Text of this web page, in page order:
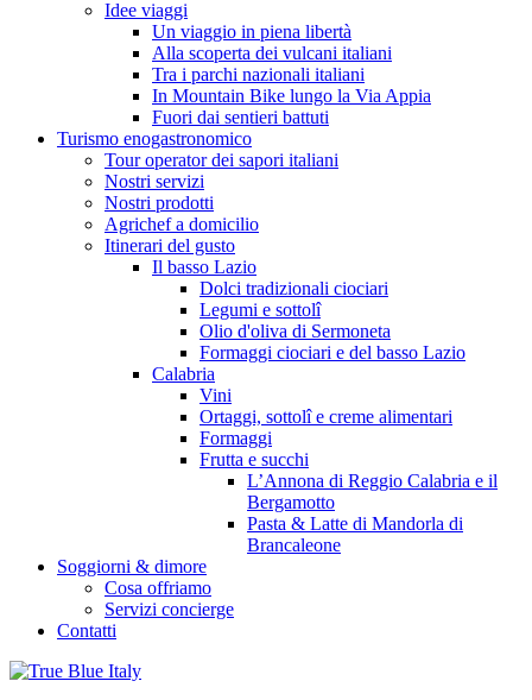
Idee viaggi
Un viaggio in piena libertà
Alla scoperta dei vulcani italiani
Tra i parchi nazionali italiani
In Mountain Bike lungo la Via Appia
Fuori dai sentieri battuti
Turismo enogastronomico
Tour operator dei sapori italiani
Nostri servizi
Nostri prodotti
Agrichef a domicilio
Itinerari del gusto
Il basso Lazio
Dolci tradizionali ciociari
Legumi e sottolî
Olio d'oliva di Sermoneta
Formaggi ciociari e del basso Lazio
Calabria
Vini
Ortaggi, sottolî e creme alimentari
Formaggi
Frutta e succhi
L’Annona di Reggio Calabria e il
Bergamotto
Pasta & Latte di Mandorla di
Brancaleone
Soggiorni & dimore
Cosa offriamo
Servizi concierge
Contatti